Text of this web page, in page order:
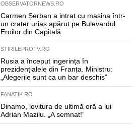
OBSERVATORNEWS.RO
Carmen Șerban a intrat cu mașina într-
un crater uriaș apărut pe Bulevardul
Eroilor din Capitală
STIRILEPROTV.RO
Rusia a început ingerința în
prezidențialele din Franța. Ministru:
„Alegerile sunt ca un bar deschis”
FANATIK.RO
Dinamo, lovitura de ultimă oră a lui
Adrian Mazilu. „A semnat!”